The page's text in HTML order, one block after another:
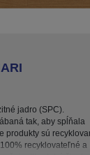
jadro (SPC).
tak, aby spĺňala
produkty sú
recyklovateľné a